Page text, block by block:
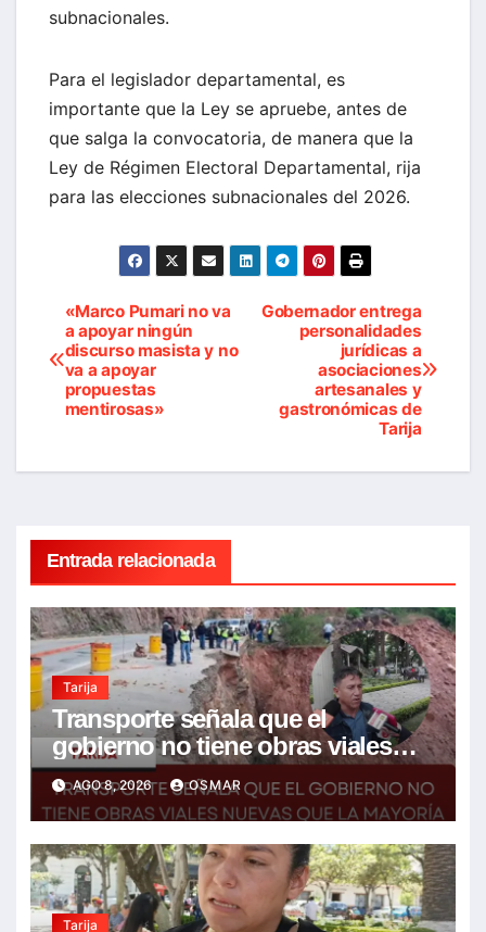
subnacionales.
Para el legislador departamental, es
importante que la Ley se apruebe, antes de
que salga la convocatoria, de manera que la
Ley de Régimen Electoral Departamental, rija
para las elecciones subnacionales del 2026.
Navegación
de
entradas
Gobernador entrega
personalidades
jurídicas a
asociaciones
artesanales y
gastronómicas de
Tarija
«Marco Pumari no va
a apoyar ningún
discurso masista y no
va a apoyar
propuestas
mentirosas»
Entrada relacionada
Tarija
Transporte señala que el
gobierno no tiene obras viales
nuevas que la mayoría son de la
anterior gestión
AGO 8, 2026 OSMAR
Tarija